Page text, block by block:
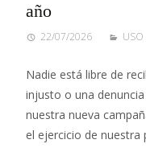
año
22/07/2026 USO
Nadie está libre de
injusto o una
nuestra nueva
el ejercicio de nuestra